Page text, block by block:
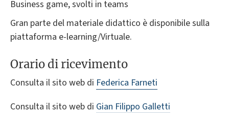
Business game, svolti in teams
Gran parte del materiale didattico è disponibile sulla
piattaforma e-learning/Virtuale.
Orario di ricevimento
Consulta il sito web di Federica Farneti
Consulta il sito web di Gian Filippo Galletti